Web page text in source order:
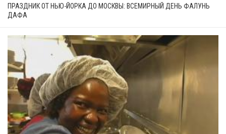
ПРАЗДНИК ОТ НЬЮ-ЙОРКА ДО МОСКВЫ: ВСЕМИРНЫЙ ДЕНЬ ФАЛУНЬ
ДАФА